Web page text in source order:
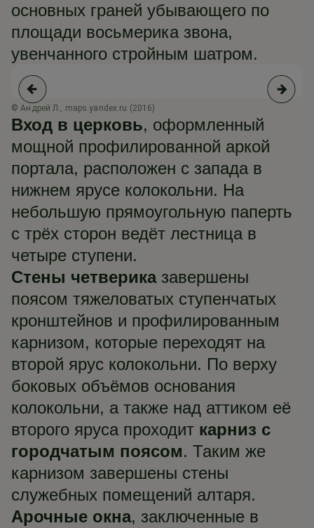
основных граней убывающего по
площади восьмерика звона,
увенчанного стройным шатром.
© Андрей Л., maps.yandex.ru (2016)
Вход в церковь, оформленный
мощной профилированной аркой
портала, расположен с запада в
нижнем ярусе колокольни. На
небольшую прямоугольную паперть
с трёх сторон ведёт лестница в
четыре ступени.
Стены четвериказавершены
поясом тяжеловатых ступенчатых
кронштейнов и профилированным
карнизом, которые переходят на
второй ярус колокольни. По верху
боковых объёмов основания
колокольни, а также над аттиком её
второго яруса проходит карниз с
городчатым поясом. Таким же
карнизом завершены стены
служебных помещений алтаря.
Арочные окна, заключенные в